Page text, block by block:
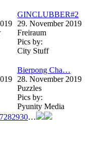
GINCLUBBER#2
29. November 2019
Freiraum
Pics by:
City Stuff
Bierpong Cha…
28. November 2019
Puzzles
Pics by:
Pyunity Media
282930…